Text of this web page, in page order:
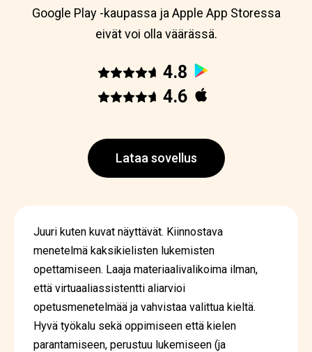
Google Play -kaupassa ja Apple App Storessa
eivät voi olla väärässä.
4.8
4.6
Lataa sovellus
Juuri kuten kuvat näyttävät. Kiinnostava
menetelmä kaksikielisten lukemisten
opettamiseen. Laaja materiaalivalikoima ilman,
että virtuaaliassistentti aliarvioi
opetusmenetelmää ja vahvistaa valittua kieltä.
Hyvä työkalu sekä oppimiseen että kielen
parantamiseen, perustuu lukemiseen (ja